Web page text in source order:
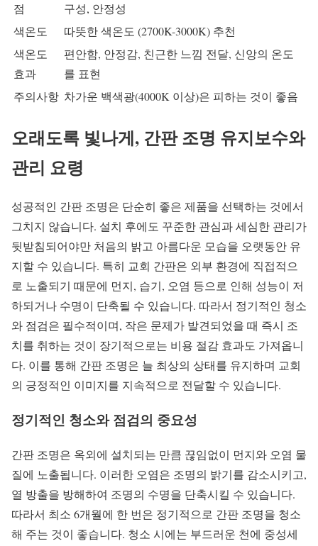
점
구성, 안정성
색온도
따뜻한 색온도 (2700K-3000K) 추천
색온도
효과
편안함, 안정감, 친근한 느낌 전달, 신앙의 온도
를 표현
주의사항 차가운 백색광(4000K 이상)은 피하는 것이 좋음
오래도록 빛나게, 간판 조명 유지보수와
관리 요령
성공적인 간판 조명은 단순히 좋은 제품을 선택하는 것에서
그치지 않습니다. 설치 후에도 꾸준한 관심과 세심한 관리가
뒷받침되어야만 처음의 밝고 아름다운 모습을 오랫동안 유
지할 수 있습니다. 특히 교회 간판은 외부 환경에 직접적으
로 노출되기 때문에 먼지, 습기, 오염 등으로 인해 성능이 저
하되거나 수명이 단축될 수 있습니다. 따라서 정기적인 청소
와 점검은 필수적이며, 작은 문제가 발견되었을 때 즉시 조
치를 취하는 것이 장기적으로는 비용 절감 효과도 가져옵니
다. 이를 통해 간판 조명은 늘 최상의 상태를 유지하며 교회
의 긍정적인 이미지를 지속적으로 전달할 수 있습니다.
정기적인 청소와 점검의 중요성
간판 조명은 옥외에 설치되는 만큼 끊임없이 먼지와 오염 물
질에 노출됩니다. 이러한 오염은 조명의 밝기를 감소시키고,
열 방출을 방해하여 조명의 수명을 단축시킬 수 있습니다.
따라서 최소 6개월에 한 번은 정기적으로 간판 조명을 청소
해 주는 것이 좋습니다. 청소 시에는 부드러운 천에 중성세